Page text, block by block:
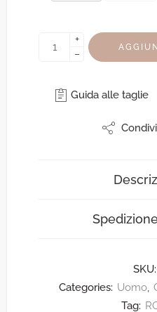
+
−
Guida alle taglie
SKU:
Categories: Uomo
Tag: